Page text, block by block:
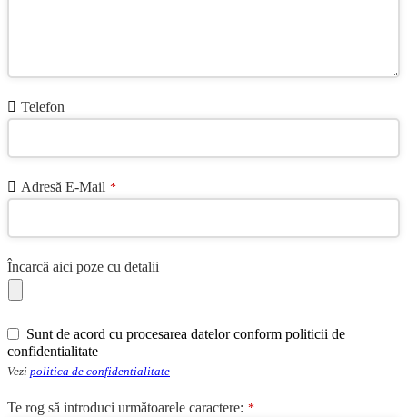
Telefon
Adresă E-Mail *
Încarcă aici poze cu detalii
Sunt de acord cu procesarea datelor conform politicii de
confidentialitate
Vezi politica de confidentialitate
Te rog să introduci următoarele caractere: *